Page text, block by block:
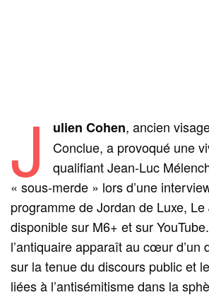
J ulien Cohen, ancien
Conclue, a provoqué une
qualifiant Jean‑Luc
« sous‑merde » lors d’une
programme de Jordan de Luxe, Le
disponible sur M6+ et sur
l’antiquaire apparaît au cœur d’un
sur la tenue du discours public et
liées à l’antisémitisme dans la